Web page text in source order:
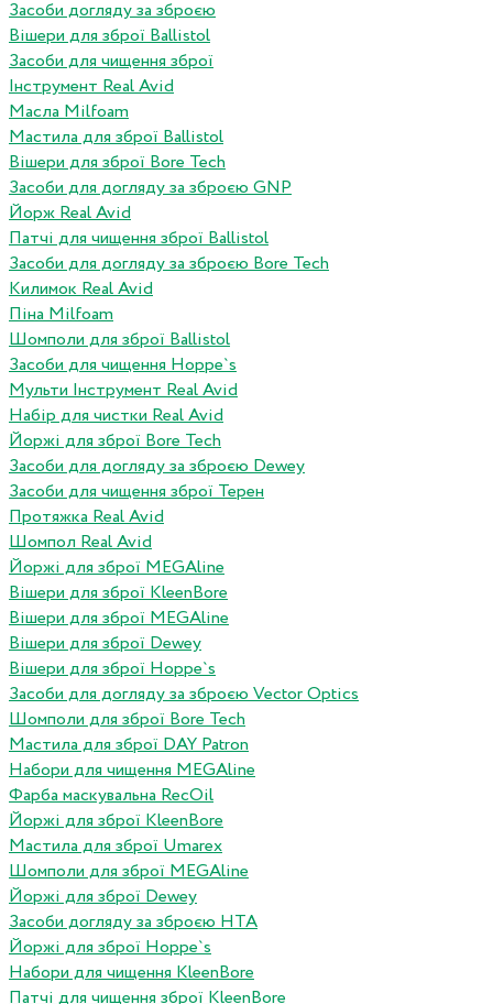
Засоби догляду за зброєю
Вішери для зброї Ballistol
Засоби для чищення зброї
Інструмент Real Avid
Масла Milfoam
Мастила для зброї Ballistol
Вішери для зброї Bore Tech
Засоби для догляду за зброєю GNP
Йорж Real Avid
Патчі для чищення зброї Ballistol
Засоби для догляду за зброєю Bore Tech
Килимок Real Avid
Піна Milfoam
Шомполи для зброї Ballistol
Засоби для чищення Hoppe`s
Мульти Інструмент Real Avid
Набір для чистки Real Avid
Йоржі для зброї Bore Tech
Засоби для догляду за зброєю Dewey
Засоби для чищення зброї Терен
Протяжка Real Avid
Шомпол Real Avid
Йоржі для зброї MEGAline
Вішери для зброї KleenBore
Вішери для зброї MEGAline
Вішери для зброї Dewey
Вішери для зброї Hoppe`s
Засоби для догляду за зброєю Vector Optics
Шомполи для зброї Bore Tech
Мастила для зброї DAY Patron
Набори для чищення MEGAline
Фарба маскувальна RecOil
Йоржі для зброї KleenBore
Мастила для зброї Umarex
Шомполи для зброї MEGAline
Йоржі для зброї Dewey
Засоби догляду за зброєю HTA
Йоржі для зброї Hoppe`s
Набори для чищення KleenBore
Патчі для чищення зброї KleenBore